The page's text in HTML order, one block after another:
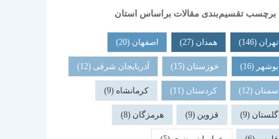
برچسب تقسیم‌بندی مقالات براساس استان
تهران (146) همدان (27) اصفهان (20)
بوشهر (16) خوزستان (15) آذربایجان شرقی (12)
سمنان (12) کردستان (11) کرمانشاه(9)
گلستان (9) قزوین (9) هرمزگان (8)